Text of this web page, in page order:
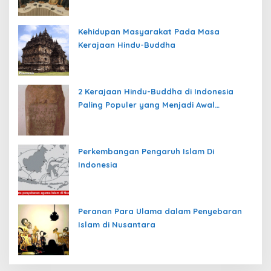
Kehidupan Masyarakat Pada Masa
Kerajaan Hindu-Buddha
2 Kerajaan Hindu-Buddha di Indonesia
Paling Populer yang Menjadi Awal
Perkembangan Pengaruh Islam Di
Indonesia
Peranan Para Ulama dalam Penyebaran
Islam di Nusantara